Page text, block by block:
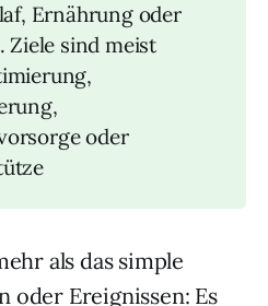
Ernährung oder
Ziele sind meist
oder
als das simple
oder Ereignissen: Es